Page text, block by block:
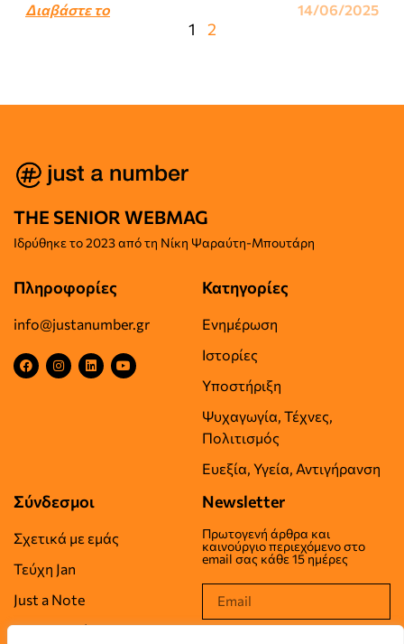
Διαβάστε το 14/06/2025
1 2
THE SENIOR WEBMAG
Iδρύθηκε το2023 από τη Νίκη Ψαραύτη-Μπουτάρη
Πληροφορίες
info@justanumber.gr
Κατηγορίες
Ενημέρωση
Ιστορίες
Υποστήριξη
Ψυχαγωγία, Τέχνες,
Πολιτισμός
Ευεξία, Υγεία, Αντιγήρανση
Σύνδεσμοι
Σχετικά με εμάς
Τεύχη Jan
Just a Note
Επικοινωνία
Newsletter
Πρωτογενή άρθρα και
καινούργιο περιεχόμενο στο
email σας κάθε 15 ημέρες